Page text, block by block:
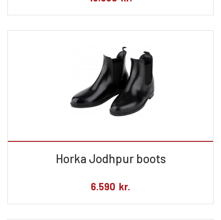
Horka Jodhpur boots
6.590 kr.